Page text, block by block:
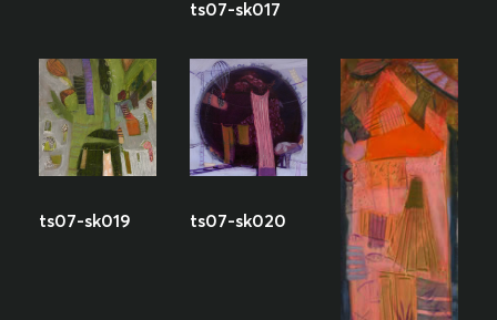
ts07-sk017
ts07-sk019 ts07-sk020